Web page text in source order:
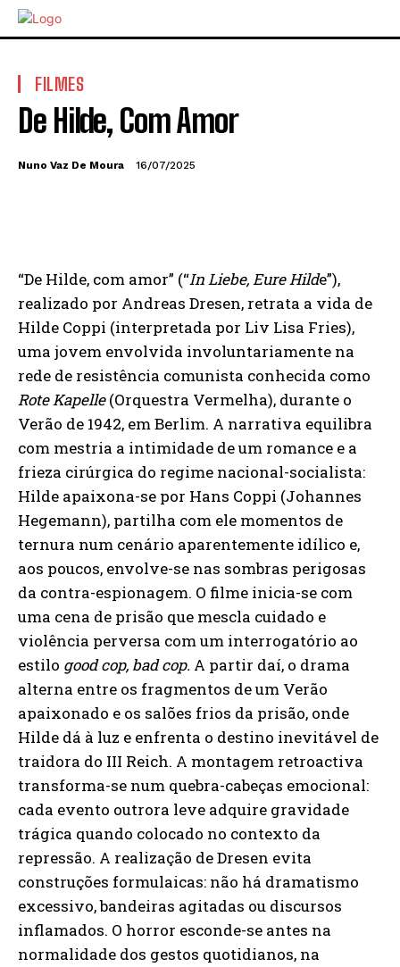
FILMES
De Hilde, Com Amor
Nuno Vaz De Moura 16/07/2025
“De Hilde, com amor” (“In Liebe, Eure Hilde”),
realizado por Andreas Dresen, retrata a vida de
Hilde Coppi (interpretada por Liv Lisa Fries),
uma jovem envolvida involuntariamente na
rede de resistência comunista conhecida como
Rote Kapelle(Orquestra Vermelha), durante o
Verão de 1942, em Berlim. A narrativa equilibra
com mestria a intimidade de um romance e a
frieza cirúrgica do regime nacional-socialista:
Hilde apaixona-se por Hans Coppi (Johannes
Hegemann), partilha com ele momentos de
ternura num cenário aparentemente idílico e,
aos poucos, envolve-se nas sombras perigosas
da contra-espionagem. O filme inicia-se com
uma cena de prisão que mescla cuidado e
violência perversa com um interrogatório ao
estilo good cop, bad cop. A partir daí, o drama
alterna entre os fragmentos de um Verão
apaixonado e os salões frios da prisão, onde
Hilde dá à luz e enfrenta o destino inevitável de
traidora do III Reich. A montagem retroactiva
transforma-se num quebra-cabeças emocional:
cada evento outrora leve adquire gravidade
trágica quando colocado no contexto da
repressão. A realização de Dresen evita
construções formulaicas: não há dramatismo
excessivo, bandeiras agitadas ou discursos
inflamados. O horror esconde-se antes na
normalidade dos gestos quotidianos, na